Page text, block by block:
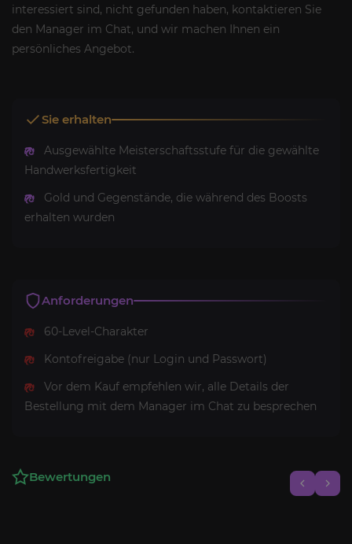
interessiert sind, nicht gefunden haben, kontaktieren Sie
den Manager im Chat, und wir machen Ihnen ein
persönliches Angebot.
Sie erhalten
Ausgewählte Meisterschaftsstufe für die gewählte
Handwerksfertigkeit
Gold und Gegenstände, die während des Boosts
erhalten wurden
Anforderungen
60-Level-Charakter
Kontofreigabe (nur Login und Passwort)
Vor dem Kauf empfehlen wir, alle Details der
Bestellung mit dem Manager im Chat zu besprechen
Bewertungen